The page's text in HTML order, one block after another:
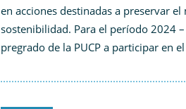
en acciones destinadas a preservar
sostenibilidad. Para el período 2024
pregrado de la PUCP a participar en